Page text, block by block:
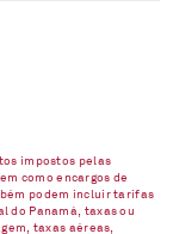
impostos pelas
como encargos de
podem incluir tarifas
do Panamá, taxas ou
taxas aéreas,